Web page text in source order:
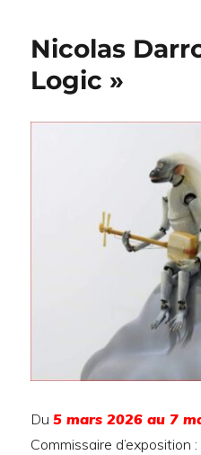
Nicolas
Logic »
Du5 mars 2026 au 7
Commissaire d’exposition